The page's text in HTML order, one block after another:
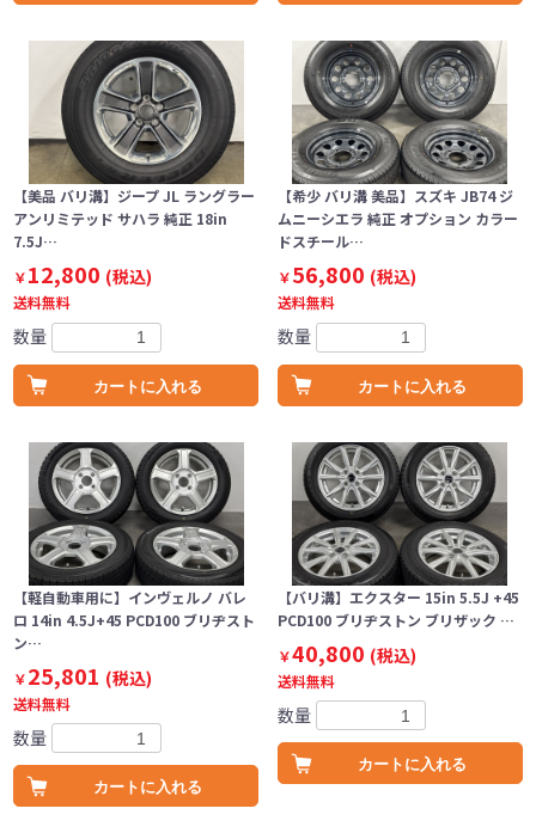
【美品 バリ溝】ジープ JL ラングラー
アンリミテッド サハラ 純正 18in
7.5J…
￥12,800 (税込)
送料無料
数量
カートに入れる
【希少 バリ溝 美品】スズキ JB74 ジ
ムニーシエラ 純正 オプション カラー
ドスチール…
￥56,800 (税込)
送料無料
数量
カートに入れる
【軽自動車用に】インヴェルノ バレ
ロ 14in 4.5J+45 PCD100 ブリヂスト
ン…
￥25,801 (税込)
送料無料
数量
カートに入れる
【バリ溝】エクスター 15in 5.5J +45
PCD100 ブリヂストン ブリザック …
￥40,800 (税込)
送料無料
数量
カートに入れる